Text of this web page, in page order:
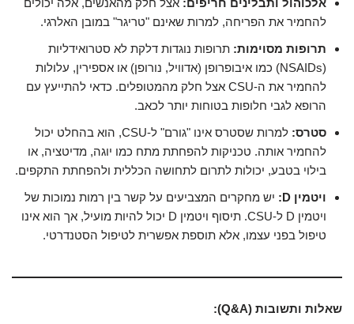
אלכוהול ותבלינים חריפים: אצל חלק מהאנשים, אלה יכולים
להחמיר את הפריחה, למרות שאינם "טריגר" במובן האלרגי.
תרופות מסוימות: תרופות נוגדות דלקת לא סטרואידליות
(NSAIDs) כמו איבופרופן (אדוויל, נורופן) או אספירין, עלולות
להחמיר את ה-CSU אצל חלק מהמטופלים. כדאי להתייעץ עם
הרופא לגבי חלופות בטוחות יותר לכאב.
סטרס:
למרות שסטרס אינו "גורם" ל-CSU, הוא בהחלט יכול
להחמיר אותה. טכניקות להפחתת מתח כמו יוגה, מדיטציה, או
בילוי בטבע, יכולות לתרום לתחושה הכללית ולהפחתת התקפים.
ויטמין D:
יש מחקרים המצביעים על קשר בין רמות נמוכות של
ויטמין D ל-CSU. תיסוף ויטמין D יכול להיות מועיל, אך הוא אינו
טיפול בפני עצמו, אלא תוספת אפשרית לטיפול הסטנדרטי.
שאלות ותשובות (Q&A):